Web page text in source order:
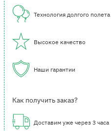
Технология долгого полета
Высокое качество
Наши гарантии
Как получить заказ?
Доставим уже через 3 часа